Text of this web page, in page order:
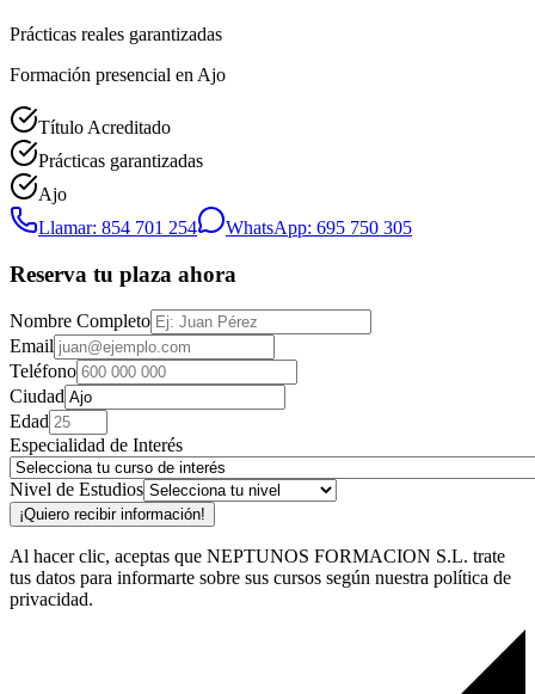
Prácticas reales garantizadas
Formación presencial en Ajo
Título Acreditado
Prácticas garantizadas
Ajo
Llamar: 854 701 254
WhatsApp: 695 750 305
Reserva tu plaza ahora
Nombre Completo
Email
Teléfono
Ciudad
Edad
Especialidad de Interés
Nivel de Estudios
¡Quiero recibir información!
Al hacer clic, aceptas que NEPTUNOS FORMACION S.L. trate
tus datos para informarte sobre sus cursos según nuestra política de
privacidad.